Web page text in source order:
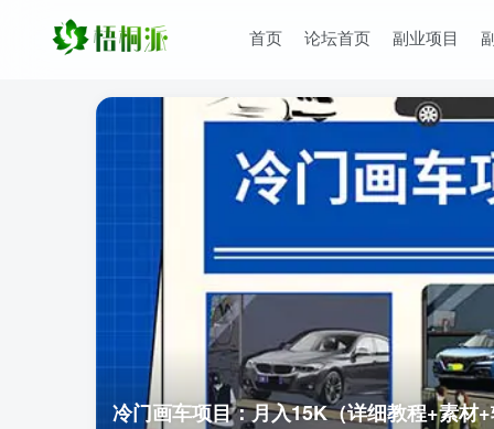
首页 论坛首页 副业项目
冷门画车项目：月入15K（详细教程+素材